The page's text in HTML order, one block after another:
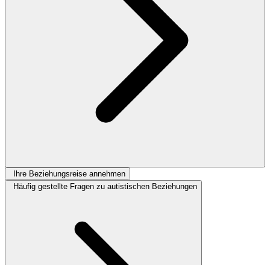
Ihre Beziehungsreise annehmen
Häufig gestellte Fragen zu autistischen Beziehungen